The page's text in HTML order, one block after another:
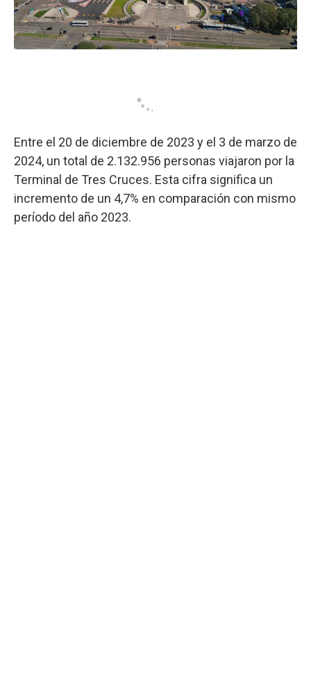
Entre el 20 de diciembre de 2023 y el 3 de marzo de
2024, un total de 2.132.956 personas viajaron por la
Terminal de Tres Cruces. Esta cifra significa un
incremento de un 4,7% en comparación con mismo
período del año 2023.